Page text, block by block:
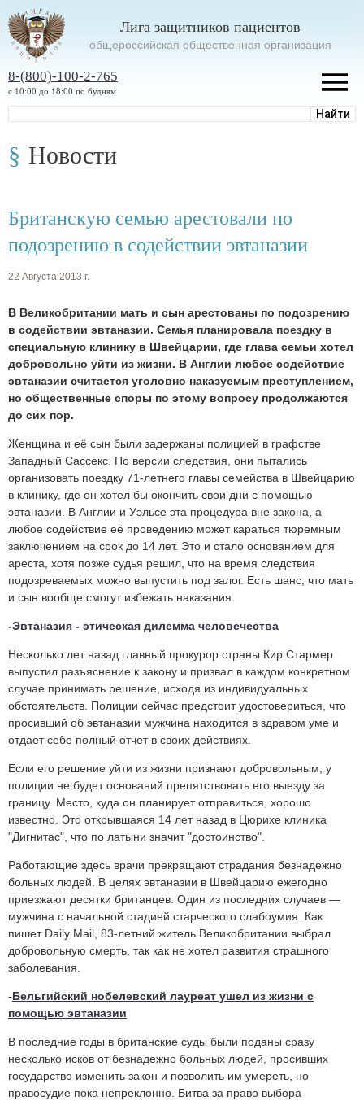
Лига защитников пациентов
oбщероссийская общественная организация
8-(800)-100-2-765
с 10:00 до 18:00 по будням
Новости
Британскую семью арестовали по
подозрению в содействии эвтаназии
22 Августа 2013 г.
В Великобритании мать и сын арестованы по подозрению
в содействии эвтаназии. Семья планировала поездку в
специальную клинику в Швейцарии, где глава семьи хотел
добровольно уйти из жизни. В Англии любое содействие
эвтаназии считается уголовно наказуемым преступлением,
но общественные споры по этому вопросу продолжаются
до сих пор.
Женщина и её сын были задержаны полицией в графстве
Западный Сассекс. По версии следствия, они пытались
организовать поездку 71-летнего главы семейства в Швейцарию
в клинику, где он хотел бы окончить свои дни с помощью
эвтаназии. В Англии и Уэльсе эта процедура вне закона, а
любое содействие её проведению может караться тюремным
заключением на срок до 14 лет. Это и стало основанием для
ареста, хотя позже судья решил, что на время следствия
подозреваемых можно выпустить под залог. Есть шанс, что мать
и сын вообще смогут избежать наказания.
-Эвтаназия - этическая дилемма человечества
Несколько лет назад главный прокурор страны Кир Стармер
выпустил разъяснение к закону и призвал в каждом конкретном
случае принимать решение, исходя из индивидуальных
обстоятельств. Полиции сейчас предстоит удостовериться, что
просивший об эвтаназии мужчина находится в здравом уме и
отдает себе полный отчет в своих действиях.
Если его решение уйти из жизни признают добровольным, у
полиции не будет оснований препятствовать его выезду за
границу. Место, куда он планирует отправиться, хорошо
известно. Это открывшаяся 14 лет назад в Цюрихе клиника
"Дигнитас", что по латыни значит "достоинство".
Работающие здесь врачи прекращают страдания безнадежно
больных людей. В целях эвтаназии в Швейцарию ежегодно
приезжают десятки британцев. Один из последних случаев —
мужчина с начальной стадией старческого слабоумия. Как
пишет Daily Mail, 83-летний житель Великобритании выбрал
добровольную смерть, так как не хотел развития страшного
заболевания.
-Бельгийский нобелевский лауреат ушел из жизни с
помощью эвтаназии
В последние годы в британские суды были поданы сразу
несколько исков от безнадежно больных людей, просивших
государство изменить закон и позволить им умереть, но
правосудие пока непреклонно. Битва за право выбора